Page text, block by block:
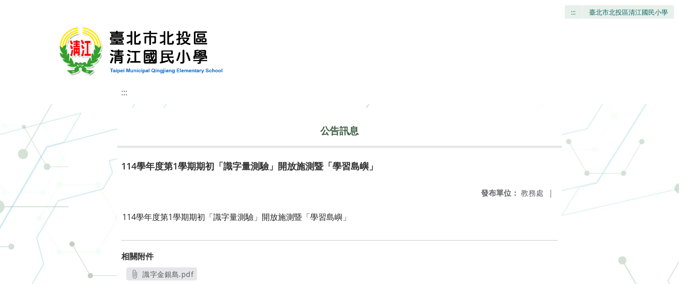
::: 臺北市北投區清江國民小學
:::
公告訊息
114學年度第1學期期初「識字量測驗」開放施測暨「學習島嶼」
發布單位： 教務處 |
114學年度第1學期期初「識字量測驗」開放施測暨「學習島嶼」
相關附件
識字金銀島.pdf